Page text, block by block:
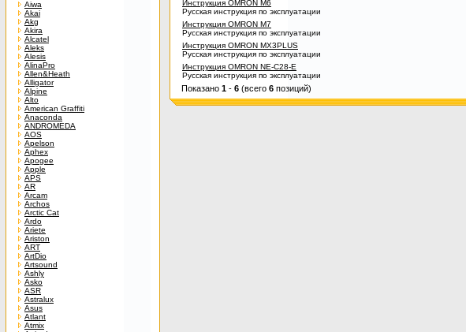
Aiwa
Akai
Akg
Akira
Alcatel
Aleks
Alesis
AlinaPro
Allen&Heath
Alligator
Alpine
Alto
American Graffiti
Anaconda
ANDROMEDA
AOS
Apelson
Aphex
Apogee
Apple
APS
AR
Arcam
Archos
Arctic Cat
Ardo
Ariete
Ariston
ART
ArtDio
Artsound
Ashly
Asko
ASR
Astralux
Asus
Atlant
Atmix
Инструкция OMRON M6
Русская инструкция по эксплуатации
Инструкция OMRON M7
Русская инструкция по эксплуатации
Инструкция OMRON MX3PLUS
Русская инструкция по эксплуатации
Инструкция OMRON NE-C28-E
Русская инструкция по эксплуатации
Показано 1 - 6 (всего 6 позиций)